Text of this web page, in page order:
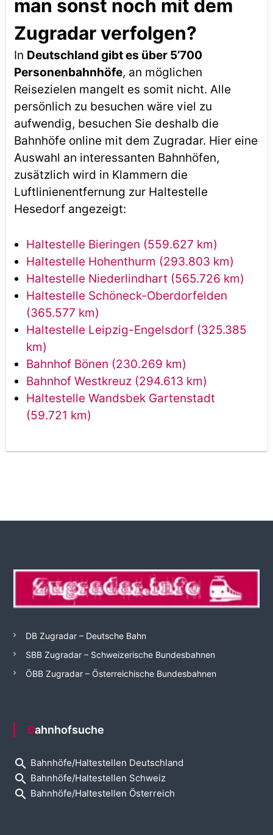
man sonst noch mit dem
Zugradar verfolgen?
In Deutschland gibt es über 5’700
Personenbahnhöfe, an möglichen
Reisezielen mangelt es somit nicht. Alle
persönlich zu besuchen wäre viel zu
aufwendig, besuchen Sie deshalb die
Bahnhöfe online mit dem Zugradar. Hier eine
Auswahl an interessanten Bahnhöfen,
zusätzlich wird in Klammern die
Luftlinienentfernung zur Haltestelle
Hesedorf angezeigt:
Haltestelle Bieringen (559.627 km)
Haltestelle Hohenthurm (293.803 km)
Haltestelle Niederlindhart (565.726 km)
Haltestelle Schöneck-Oberdorfelden
(365.577 km)
Haltestelle Leipzig-Engelsdorf (325.385
km)
Bahnhof Bönen (230.269 km)
Bahnhof Westkreuz (294.613 km)
Haltestelle Wandsbek Gartenstadt
(59.721 km)
DB Zugradar – Deutsche Bahn
SBB Zugradar – Schweizerische Bundesbahnen
ÖBB Zugradar – Österreichische Bundesbahnen
Bahnhofsuche
search Bahnhöfe/Haltestellen Deutschland
search Bahnhöfe/Haltestellen Schweiz
search Bahnhöfe/Haltestellen Österreich